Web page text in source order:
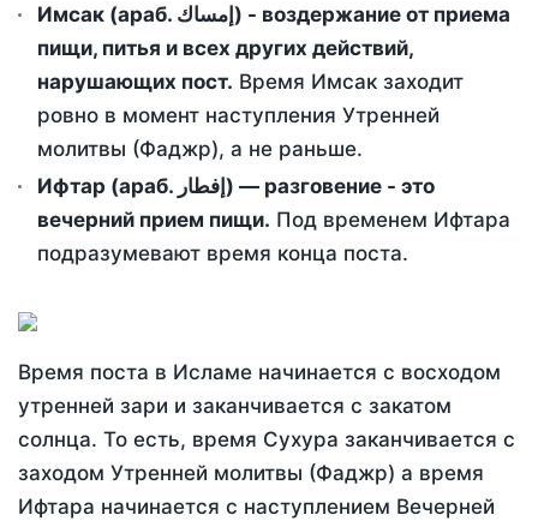
Имсак (араб. إمساك) - воздержание от приема
пищи, питья и всех других действий,
нарушающих пост. Время Имсак заходит
ровно в момент наступления Утренней
молитвы (Фаджр), а не раньше.
Ифтар (араб. إفطار) — разговение - это
вечерний прием пищи. Под временем Ифтара
подразумевают время конца поста.
Время поста в Исламе начинается с восходом
утренней зари и заканчивается с закатом
солнца. То есть, время Сухура заканчивается с
заходом Утренней молитвы (Фаджр) а время
Ифтара начинается с наступлением Вечерней